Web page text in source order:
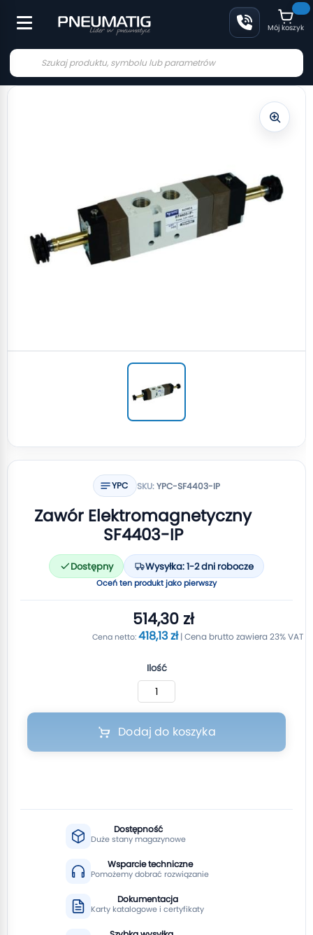
Mój koszyk
YPC SKU:YPC-SF4403-IP
Zawór Elektromagnetyczny
SF4403-IP
Dostępny Wysyłka: 1-2 dni robocze
Oceń ten produkt jako pierwszy
514,30 zł
418,13 zł
Ilość
Dodaj do koszyka
Dostępność
Duże stany magazynowe
Wsparcie techniczne
Pomożemy dobrać rozwiązanie
Dokumentacja
Karty katalogowe i certyfikaty